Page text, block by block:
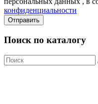
конфиденциальности
Отправить
Поиск по каталогу